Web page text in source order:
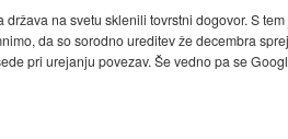
na svetu sklenili tovrstni dogovor. S
da so sorodno ureditev že decembra
pri urejanju povezav. Še vedno pa se